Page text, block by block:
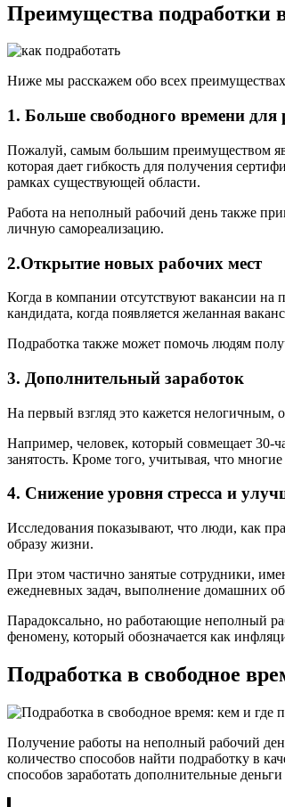
Преимущества подработки
Ниже мы расскажем обо всех преимуществах
1. Больше свободного времени
Пожалуй, самым большим преимуществом
которая дает гибкость для получения
рамках существующей области.
Работа на неполный рабочий день также
личную самореализацию.
2.Открытие новых рабочих мест
Когда в компании отсутствуют вакансии на
кандидата, когда появляется желанная
Подработка также может помочь людям
3. Дополнительный заработок
На первый взгляд это кажется нелогичным,
Например, человек, который совмещает 30-
занятость. Кроме того, учитывая, что
4. Снижение уровня стресса и
Исследования показывают, что люди, как
образу жизни.
При этом частично занятые сотрудники,
ежедневных задач, выполнение домашних
Парадоксально, но работающие неполный
феномену, который обозначается как
Подработка в свободное
Получение работы на неполный рабочий
количество способов найти подработку в
способов заработать дополнительные